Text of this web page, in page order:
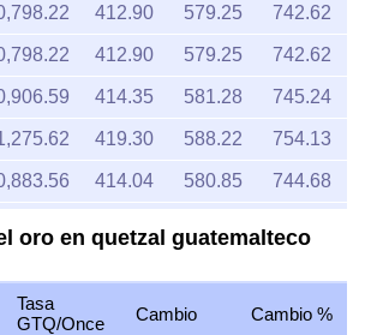
412.90 579.25 742.62
412.90 579.25 742.62
414.35 581.28 745.24
419.30 588.22 754.13
414.04 580.85 744.68
414.21 581.08 744.98
oro en quetzal guatemalteco
Tasa
GTQ/Once
Cambio Cambio %